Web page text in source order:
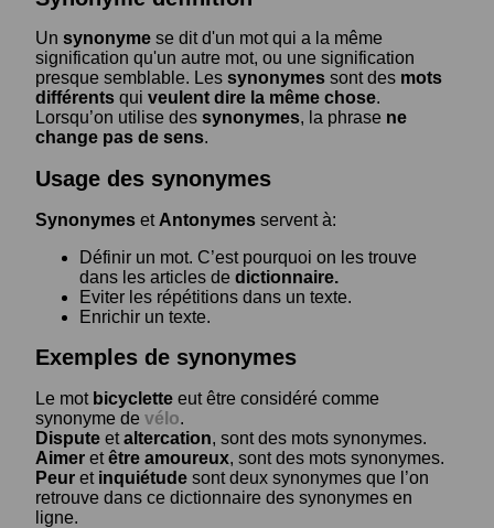
Un synonyme se dit d'un mot qui a la même
signification qu'un autre mot, ou une signification
presque semblable. Les synonymes sont des mots
différents qui veulent dire la même chose.
Lorsqu’on utilise des synonymes, la phrase ne
change pas de sens.
Usage des synonymes
Synonymes et Antonymes servent à:
Définir un mot. C’est pourquoi on les trouve
dans les articles de dictionnaire.
Eviter les répétitions dans un texte.
Enrichir un texte.
Exemples de synonymes
Le mot bicyclette eut être considéré comme
synonyme de vélo.
Dispute etaltercation, sont des mots synonymes.
Aimer etêtre amoureux, sont des mots synonymes.
Peur et inquiétude sont deux synonymes que l’on
retrouve dans ce dictionnaire des synonymes en
ligne.